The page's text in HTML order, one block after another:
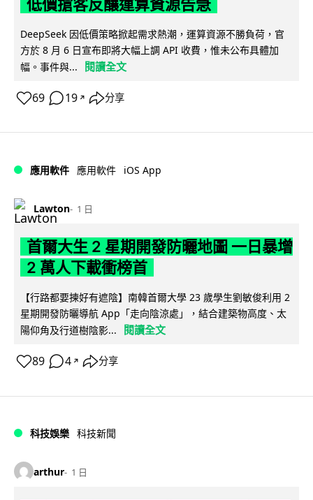
低價搶客反釀運算資源告急
DeepSeek 因低價策略掀起需求熱潮，運算資源不勝負荷，官
方於 8 月 6 日宣布即將大幅上調 API 收費，惟未公布具體加
幅。事件與...
閱讀全文
69 19 ↗ 分享
應用軟件 應用軟件 iOS App
Lawton 1 日
首爾大生 2 星期開發防曬地圖 一日暴增
2 萬人下載衝榜首
【行路都要揀好有遮陰】南韓首爾大學 23 歲學生劉敏俊利用 2
星期開發防曬導航 App「走向陰涼處」，結合建築物高度、太
陽仰角及行道樹陰影...
閱讀全文
89 4 ↗ 分享
科技娛樂 科技新聞
arthur 1 日